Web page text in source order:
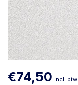
€74,50 Incl. btw